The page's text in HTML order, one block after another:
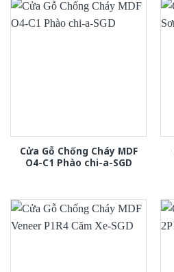
Cửa Gỗ Chống Cháy MDF
O4-C1 Phào chi-a-SGD